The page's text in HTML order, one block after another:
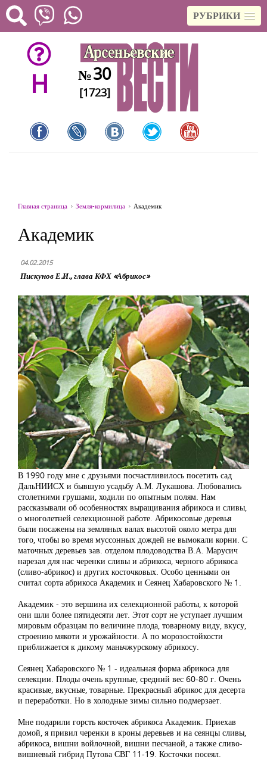
РУБРИКИ
H №30
[1723]
Главная страница Земля-кормилица Академик
Академик
04.02.2015
Пискунов Е.И., глава КФХ «Абрикос»
В 1990 году мне с друзьями посчастливилось посетить сад
ДальНИИСХ и бывшую усадьбу А.М. Лукашова. Любовались
столетними грушами, ходили по опытным полям. Нам
рассказывали об особенностях выращивания абрикоса и сливы,
о многолетней селекционной работе. Абрикосовые деревья
были посажены на земляных валах высотой около метра для
того, чтобы во время муссонных дождей не вымокали корни. С
маточных деревьев зав. отделом плодоводства В.А. Марусич
нарезал для нас черенки сливы и абрикоса, черного абрикоса
(сливо-абрикос) и других косточковых. Особо ценными он
считал сорта абрикоса Академик и Сеянец Хабаровского № 1.
Академик - это вершина их селекционной работы, к которой
они шли более пятидесяти лет. Этот сорт не уступает лучшим
мировым образцам по величине плода, товарному виду, вкусу,
строению мякоти и урожайности. А по морозостойкости
приближается к дикому маньчжурскому абрикосу.
Сеянец Хабаровского № 1 - идеальная форма абрикоса для
селекции. Плоды очень крупные, средний вес 60-80 г. Очень
красивые, вкусные, товарные. Прекрасный абрикос для десерта
и переработки. Но в холодные зимы сильно подмерзает.
Мне подарили горсть косточек абрикоса Академик. Приехав
домой, я привил черенки в кроны деревьев и на сеянцы сливы,
абрикоса, вишни войлочной, вишни песчаной, а также сливо-
вишневый гибрид Путова СВГ 11-19. Косточки посеял.